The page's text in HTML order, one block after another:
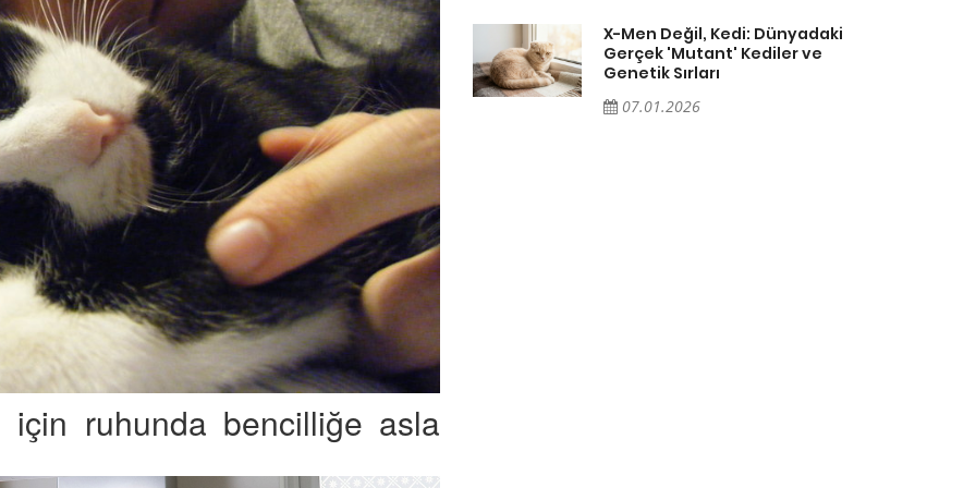
için ruhunda bencilliğe asla
Özel Bir Bağ: Tekir Kedilerle
Kurulan Derin Dostlukların
Psikolojisi
15.09.2025
X-Men Değil, Kedi: Dünyadaki
Gerçek 'Mutant' Kediler ve
Genetik Sırları
07.01.2026